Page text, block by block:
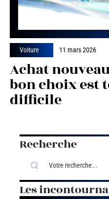
Voiture 11 mars 2026
Achat
bon choix est
difficile
Recherche
Les